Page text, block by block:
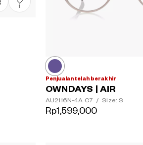
1
Penjualan telah berakhir
OWNDAYS | AIR
AU2116N-4A C7 / Size: S
Rp1,599,000